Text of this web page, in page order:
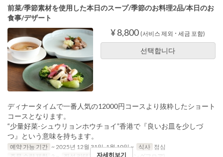
前菜/季節素材を使用した本日のスープ/季節のお料理2品/本日のお
食事/デザート
¥ 8,800 (서비스 제외 ･ 세금 포함)
선택합니다
ディナータイムで一番人気の12000円コースより抜粋したショート
コースとなります。
“少量好菜-シュウリョンホウチョイ”香港で『良いお皿を少しづ
つ』という意味を持ちます。
예약 가능 기간 ~ 2025년 12월 31일, 1월 10일 ~ 식사 점심
자세히보기